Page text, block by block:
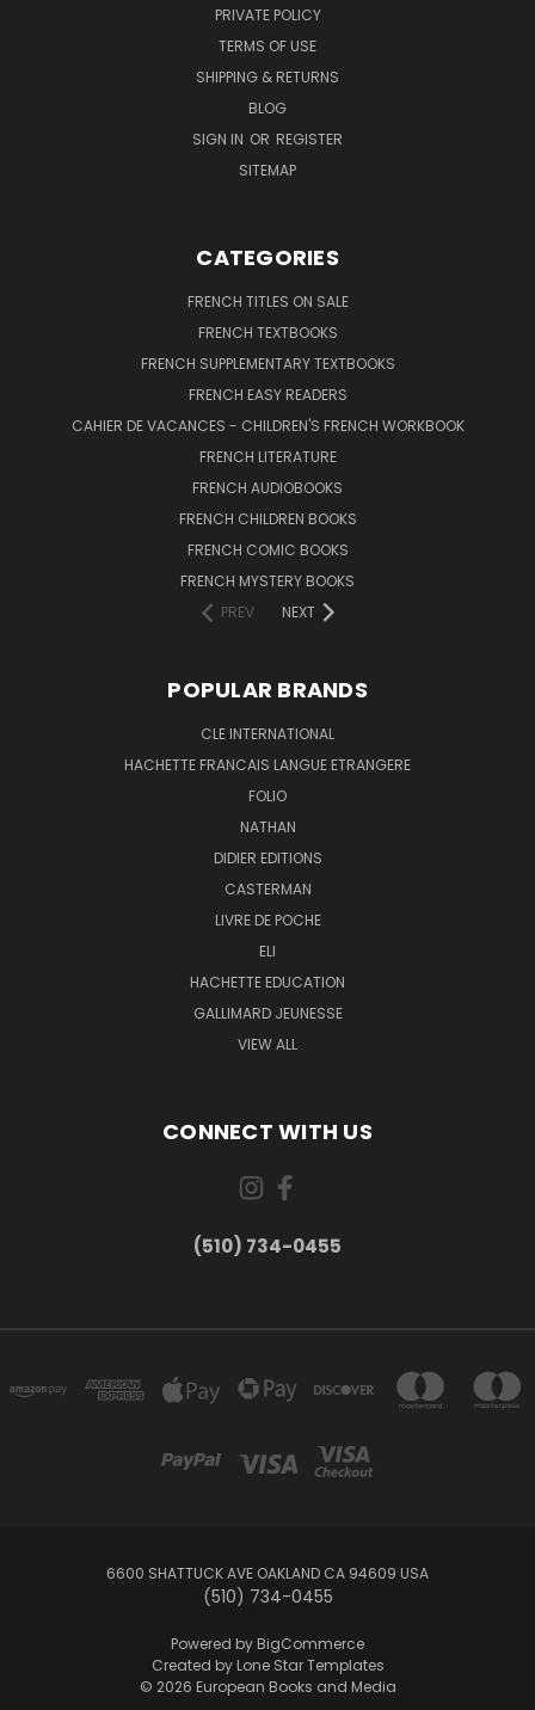
PRIVATE POLICY
TERMS OF USE
SHIPPING & RETURNS
BLOG
SIGN IN OR REGISTER
SITEMAP
CATEGORIES
FRENCH TITLES ON SALE
FRENCH TEXTBOOKS
FRENCH SUPPLEMENTARY TEXTBOOKS
FRENCH EASY READERS
CAHIER DE VACANCES - CHILDREN'S FRENCH WORKBOOK
FRENCH LITERATURE
FRENCH AUDIOBOOKS
FRENCH CHILDREN BOOKS
FRENCH COMIC BOOKS
FRENCH MYSTERY BOOKS
PREV
NEXT
POPULAR BRANDS
CLE INTERNATIONAL
HACHETTE FRANCAIS LANGUE ETRANGERE
FOLIO
NATHAN
DIDIER EDITIONS
CASTERMAN
LIVRE DE POCHE
ELI
HACHETTE EDUCATION
GALLIMARD JEUNESSE
VIEW ALL
CONNECT WITH US
(510) 734-0455
6600 SHATTUCK AVE OAKLAND CA 94609 USA
(510) 734-0455
Powered by BigCommerce
Created by Lone Star Templates
© 2026 European Books and Media